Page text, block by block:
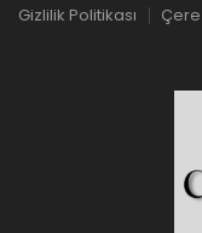
Gizlilik Politikası